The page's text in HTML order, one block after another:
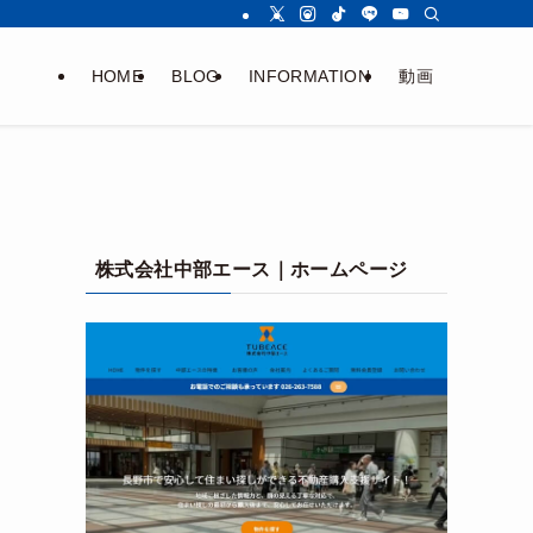
HOME BLOG INFORMATION 動画
株式会社中部エース｜ホームページ